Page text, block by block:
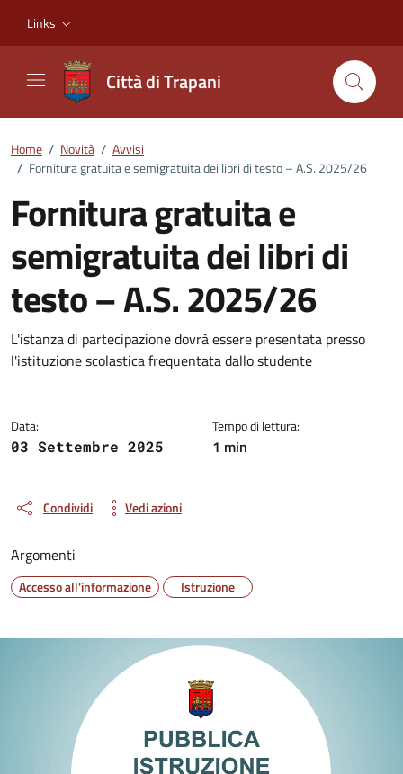
Links
Città di Trapani
Home / Novità / Avvisi
/ Fornitura gratuita e semigratuita dei libri di testo – A.S. 2025/26
Fornitura gratuita e
semigratuita dei libri di
testo – A.S. 2025/26
Dettagli della notizia
L'istanza di partecipazione dovrà essere presentata presso
l'istituzione scolastica frequentata dallo studente
Data:
03 Settembre 2025
Tempo di lettura:
1 min
Condividi Vedi azioni
Argomenti
Accesso all'informazione Istruzione